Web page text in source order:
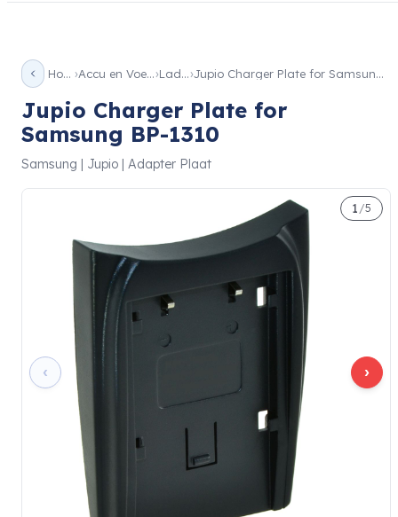
Home Accu en Voeding Laders Jupio Charger Plate for Samsung BP-1310
Jupio Charger Plate for
Samsung BP-1310
Samsung | Jupio | Adapter Plaat
‹ ›
1 /5